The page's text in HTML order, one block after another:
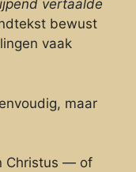
vertaalde
bewust
vaak
maar
Christus — of